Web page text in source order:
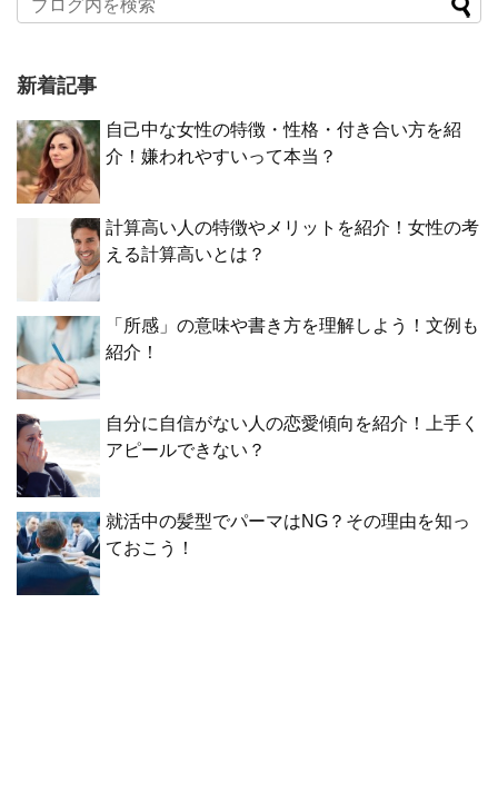
新着記事
自己中な女性の特徴・性格・付き合い方を紹
介！嫌われやすいって本当？
計算高い人の特徴やメリットを紹介！女性の考
える計算高いとは？
「所感」の意味や書き方を理解しよう！文例も
紹介！
自分に自信がない人の恋愛傾向を紹介！上手く
アピールできない？
就活中の髪型でパーマはNG？その理由を知っ
ておこう！